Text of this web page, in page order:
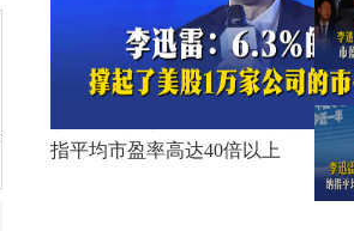
指平均市盈率高达40倍以上